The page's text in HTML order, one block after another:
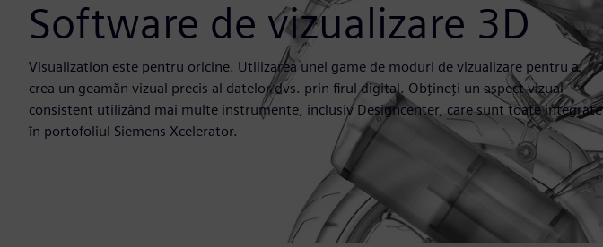
Software de vizualizare 3D
Visualization este pentru oricine. Utilizarea unei game de moduri de vizualizare pentru a
crea un geamăn vizual precis al datelor dvs. prin firul digital. Obțineți un aspect vizual
consistent utilizând mai multe instrumente, inclusiv Designcenter, care sunt toate integrate
în portofoliul Siemens Xcelerator.